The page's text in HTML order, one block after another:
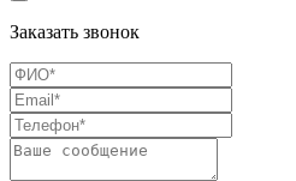
Заказать звонок